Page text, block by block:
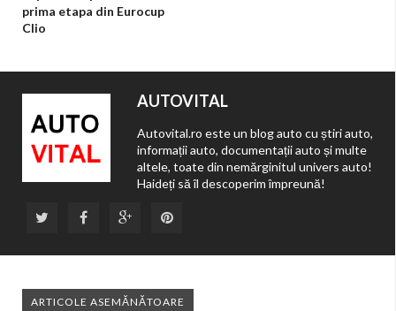
prima etapa din Eurocup
Clio
AUTOVITAL
Autovital.ro este un blog auto cu știri auto,
informații auto, documentații auto și multe
altele, toate din nemărginitul univers auto!
Haideți să îl descoperim împreună!
ARTICOLE ASEMĂNĂTOARE